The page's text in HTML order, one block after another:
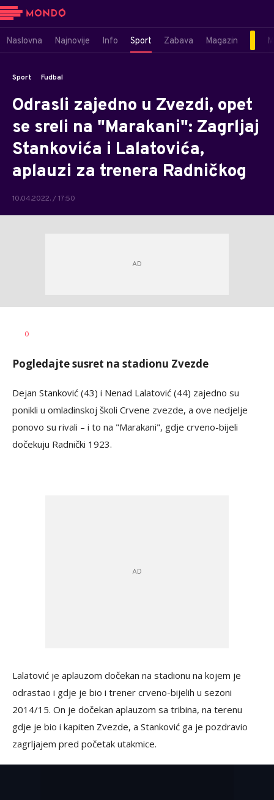
Naslovna Najnovije Info Sport Zabava Magazin
Sport Fudbal
Odrasli zajedno u Zvezdi, opet
se sreli na "Marakani": Zagrljaj
Stankovića i Lalatovića,
aplauzi za trenera Radničkog
10.04.2022. / 17:50
AUTOR
0
Pogledajte susret na stadionu Zvezde
Dejan Stanković (43) i Nenad Lalatović (44) zajedno su
ponikli u omladinskoj školi Crvene zvezde, a ove nedjelje
ponovo su rivali – i to na "Marakani", gdje crveno-bijeli
dočekuju Radnički 1923.
Lalatović je aplauzom dočekan na stadionu na kojem je
odrastao i gdje je bio i trener crveno-bijelih u sezoni
2014/15. On je dočekan aplauzom sa tribina, na terenu
gdje je bio i kapiten Zvezde, a Stanković ga je pozdravio
zagrljajem pred početak utakmice.